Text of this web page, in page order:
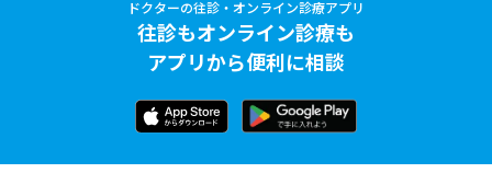
ドクターの往診・オンライン診療アプリ
往診もオンライン診療も
アプリから便利に相談